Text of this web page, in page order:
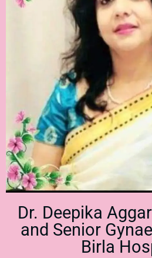
Dr. Deepika
and Senior
Birla